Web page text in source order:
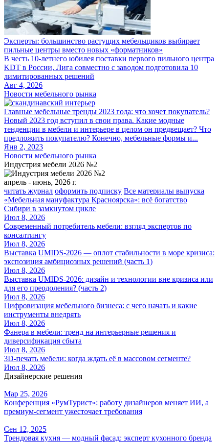
Эксперты: большинство растущих мебельщиков выбирает
пильные центры вместо новых «форматников»
В честь 10-летнего юбилея поставки первого пильного центра
KDT в России, Лига совместно с заводом подготовила 10
лимитированных решений
Авг 4, 2026
Новости мебельного рынка
Главные мебельные тренды 2023 года: что хочет покупатель?
Новый 2023 год вступил в свои права. Какие модные
тенденции в мебели и интерьере в целом он предвещает? Что
предложить покупателю? Конечно, мебельные формы и...
Янв 2, 2023
Новости мебельного рынка
Индустрия мебели 2026 №2
апрель - июнь, 2026 г.
читать журнал оформить подписку Все материалы выпуска
«Мебельная мануфактура Красноярска»: всё богатство
Сибири в замкнутом цикле
Июл 8, 2026
Современный потребитель мебели: взгляд экспертов по
консалтингу
Июл 8, 2026
Выставка UMIDS-2026 — оплот стабильности в море кризиса:
экспозиция амбициозных решений (часть 1)
Июл 8, 2026
Выставка UMIDS-2026: дизайн и технологии вне кризиса или
для его преодоления? (часть 2)
Июл 8, 2026
Цифровизация мебельного бизнеса: с чего начать и какие
инструменты внедрять
Июл 8, 2026
Фанера в мебели: тренд на интерьерные решения и
диверсификация сбыта
Июл 8, 2026
3D-печать мебели: когда ждать её в массовом сегменте?
Июл 8, 2026
Дизайнерские решения
Мар 25, 2026
Конференция «РумТурист»: работу дизайнеров меняет ИИ, а
премиум-сегмент ужесточает требования
Сен 12, 2025
Трендовая кухня — модный фасад: эксперт кухонного бренда